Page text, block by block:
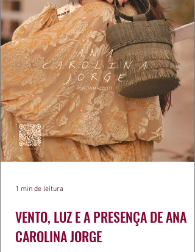
VENTO, LUZ E A PRESENÇA DE ANA
CAROLINA JORGE
1 min de leitura